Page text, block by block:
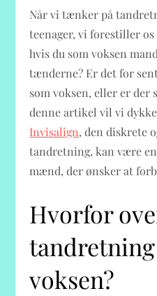
Når vi tænker på
teenager, vi forestiller
hvis du som voksen
tænderne? Er det for
som voksen, eller er der
denne artikel vil vi
Invisalign, den diskrete
tandretning, kan være
mænd, der ønsker at
Hvorfor
voksen?